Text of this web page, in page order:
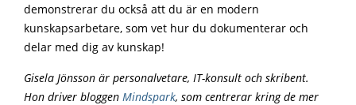
demonstrerar du också att du är en modern
kunskapsarbetare, som vet hur du dokumenterar och
delar med dig av kunskap!
Gisela Jönsson är personalvetare, IT-konsult och skribent.
Hon driver bloggen Mindspark, som centrerar kring de mer